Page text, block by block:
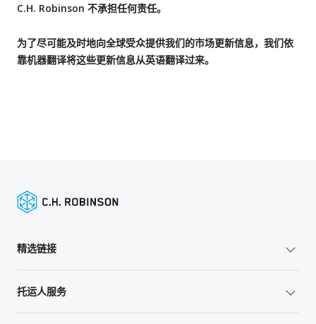
C.H. Robinson 不承担任何责任。
为了尽可能及时地向全球受众提供我们的市场更新信息，我们依
靠机器翻译将这些更新信息从英语翻译过来。
精选链接
托运人服务